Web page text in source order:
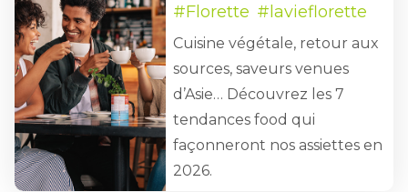
#Florette #lavieflorette
Cuisine végétale, retour aux
sources, saveurs venues
d’Asie… Découvrez les 7
tendances food qui
façonneront nos assiettes en
2026.